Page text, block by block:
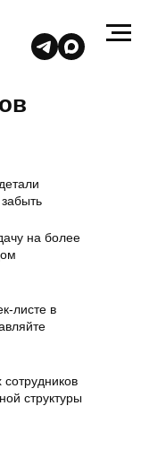
на более
листе в
структуры